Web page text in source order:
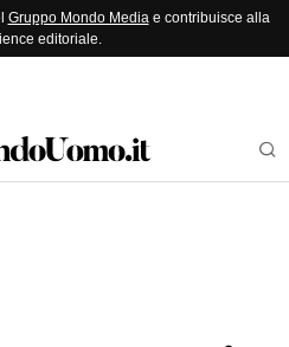
Gruppo Mondo Mediae contribuisce alla
editoriale.